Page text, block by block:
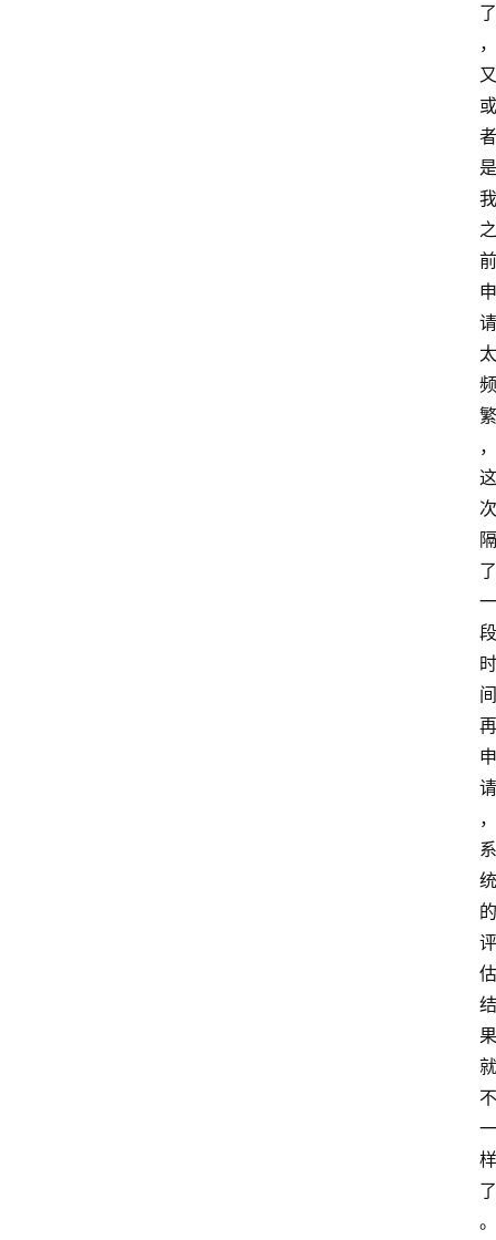
了
，
又
或
者
是
我
之
前
申
请
太
频
繁
，
这
次
隔
了
一
段
时
间
再
申
请
，
系
统
的
评
估
结
果
就
不
一
样
了
。